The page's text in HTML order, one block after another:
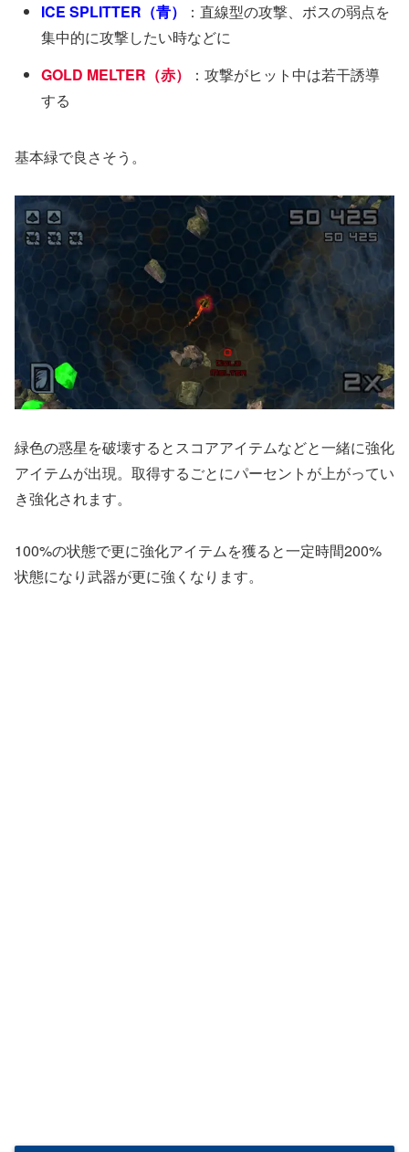
ICE SPLITTER（青）
：直線型の攻撃、ボスの弱点を
集中的に攻撃したい時などに
GOLD MELTER（赤）
：攻撃がヒット中は若干誘導
する
基本緑で良さそう。
緑色の惑星を破壊するとスコアアイテムなどと一緒に強化
アイテムが出現。取得するごとにパーセントが上がってい
き強化されます。
100%の状態で更に強化アイテムを獲ると一定時間200%
状態になり武器が更に強くなります。